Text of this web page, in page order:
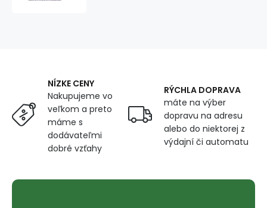
NÍZKE CENY
Nakupujeme vo
veľkom a preto
máme s
dodávateľmi
dobré vzťahy
RÝCHLA DOPRAVA
máte na výber
dopravu na adresu
alebo do niektorej z
výdajní či automatu